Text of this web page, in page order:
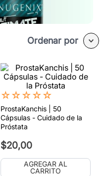
Ordenar por
☆☆☆☆☆
ProstaKanchis | 50
Cápsulas - Cuidado de la
Próstata
$20,00
AGREGAR AL
CARRITO